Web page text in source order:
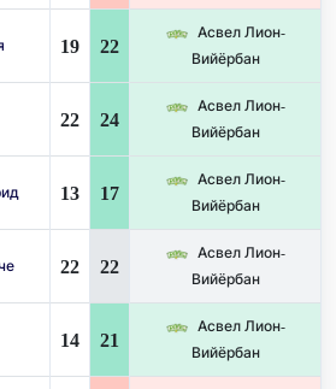
19 22
Асвел Лион-
Вийёрбан
22 24
Асвел Лион-
Вийёрбан
13 17
Асвел Лион-
Вийёрбан
22 22
Асвел Лион-
Вийёрбан
14 21
Асвел Лион-
Вийёрбан